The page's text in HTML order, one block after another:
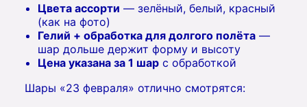
Цвета ассорти — зелёный, белый, красный
(как на фото)
Гелий + обработка для долгого полёта —
шар дольше держит форму и высоту
Цена указана за 1 шар с обработкой
Шары «23 февраля» отлично смотрятся: